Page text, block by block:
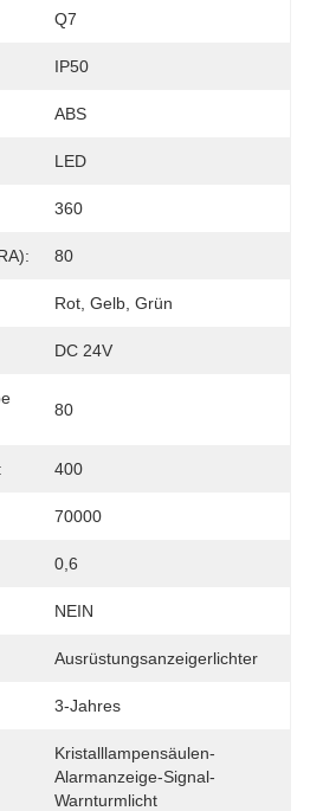
Q7
IP50
ABS
LED
360
80
Rot, Gelb, Grün
DC 24V
80
400
70000
0,6
NEIN
Ausrüstungsanzeigerlichter
3-Jahres
Kristalllampensäulen-
Alarmanzeige-Signal-
Warnturmlicht